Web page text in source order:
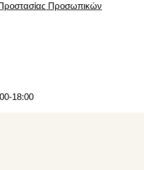
Προσωπικών
18:00